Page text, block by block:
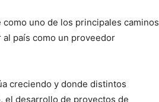
uno de los principales caminos
país como un proveedor
creciendo y donde distintos
el desarrollo de proyectos de